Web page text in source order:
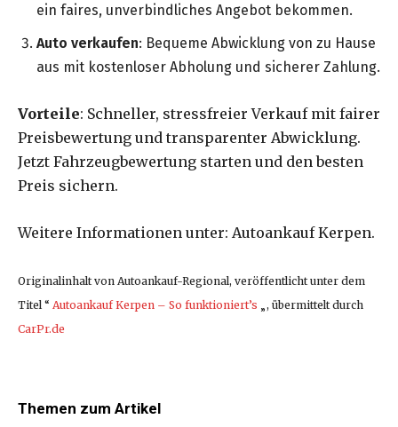
ein faires, unverbindliches Angebot bekommen.
Auto verkaufen: Bequeme Abwicklung von zu Hause
aus mit kostenloser Abholung und sicherer Zahlung.
Vorteile: Schneller, stressfreier Verkauf mit fairer
Preisbewertung und transparenter Abwicklung.
Jetzt Fahrzeugbewertung starten und den besten
Preis sichern.
Weitere Informationen unter: Autoankauf Kerpen.
Originalinhalt von Autoankauf-Regional, veröffentlicht unter dem
Titel “ Autoankauf Kerpen – So funktioniert’s „, übermittelt durch
CarPr.de
Themen zum Artikel